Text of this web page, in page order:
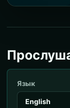
Язык